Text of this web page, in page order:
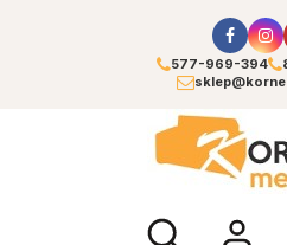
577-969-394
Otwórz